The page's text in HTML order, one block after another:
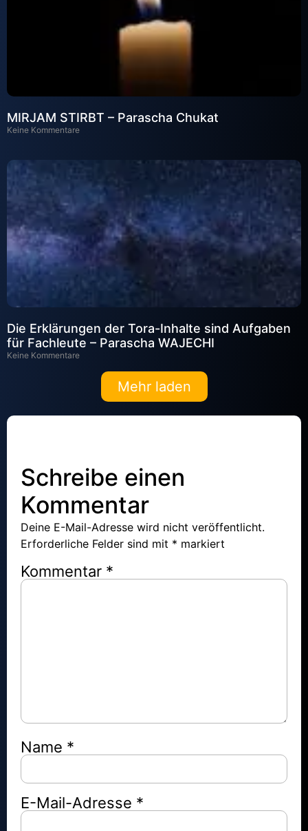
MIRJAM STIRBT – Parascha Chukat
Keine Kommentare
Die Erklärungen der Tora-Inhalte sind Aufgaben
für Fachleute – Parascha WAJECHI
Keine Kommentare
Mehr laden
Schreibe einen
Kommentar
Deine E-Mail-Adresse wird nicht veröffentlicht.
Erforderliche Felder sind mit * markiert
Kommentar *
Name *
E-Mail-Adresse *